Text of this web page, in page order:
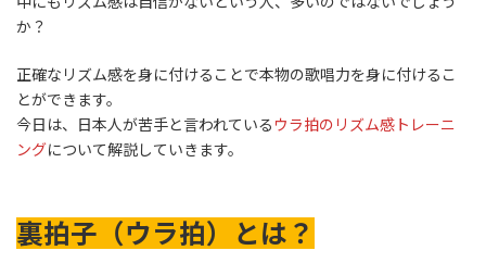
か？
正確なリズム感を身に付けることで本物の歌唱力を身に付けるこ
とができます。
今日は、日本人が苦手と言われている ウラ拍のリズム感トレーニ
ングについて解説していきます。
裏拍子（ウラ拍）とは？